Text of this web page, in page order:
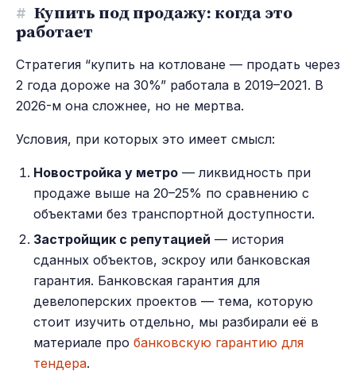
# Купить под продажу: когда это
работает
Стратегия “купить на котловане — продать через
2 года дороже на 30%” работала в 2019–2021. В
2026-м она сложнее, но не мертва.
Условия, при которых это имеет смысл:
Новостройка у метро — ликвидность при
продаже выше на 20–25% по сравнению с
объектами без транспортной доступности.
Застройщик с репутацией — история
сданных объектов, эскроу или банковская
гарантия. Банковская гарантия для
девелоперских проектов — тема, которую
стоит изучить отдельно, мы разбирали её в
материале пробанковскую гарантию для
тендера.